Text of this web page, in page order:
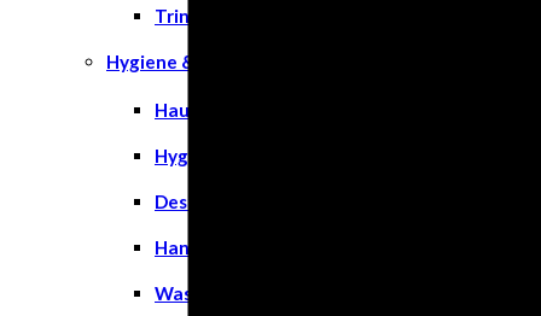
Trinknahrung
Hygiene & Pflege
Hausapotheke
Hygieneartikel
Desinfektion
Handschuhe
Waschlotion